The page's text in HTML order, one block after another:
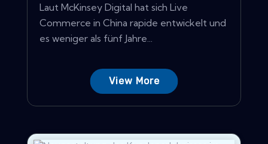
Laut McKinsey Digital hat sich Live
Commerce in China rapide entwickelt und
es weniger als fünf Jahre...
View More